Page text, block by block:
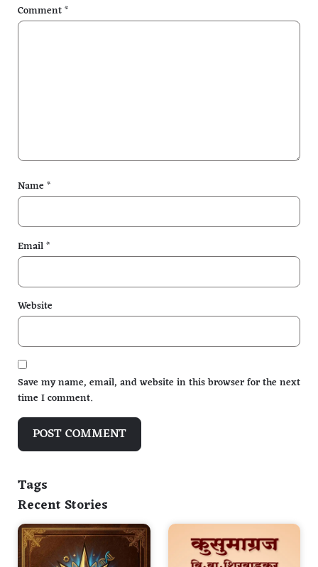
Comment*
Name *
Email*
Website
Save my name, email, and website in this browser for the next
time I comment.
Tags
Recent Stories